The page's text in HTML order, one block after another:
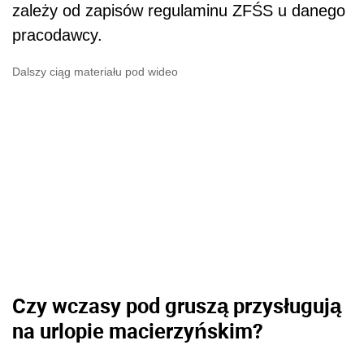
zależy od zapisów regulaminu ZFŚS u danego
pracodawcy.
Dalszy ciąg materiału pod wideo
Czy wczasy pod gruszą przysługują
na urlopie macierzyńskim?